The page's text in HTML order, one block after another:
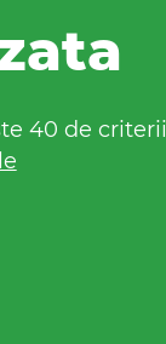
40 de criterii